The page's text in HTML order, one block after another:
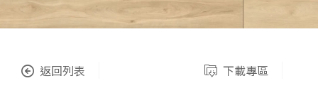
返回列表
下載專區